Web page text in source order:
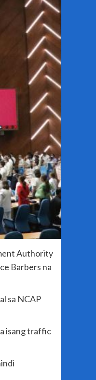
Authority
Barbers na
sa NCAP
isang traffic